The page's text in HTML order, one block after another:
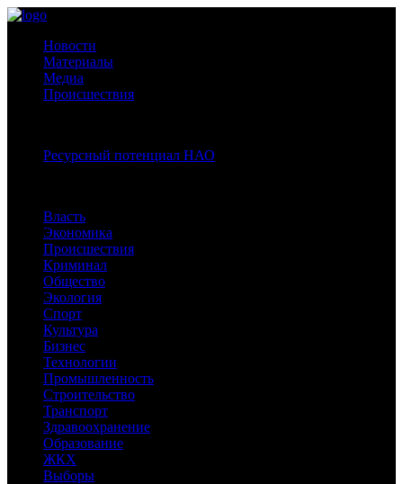
Новости
Материалы
Медиа
Происшествия
Ресурсный потенциал НАО
Власть
Экономика
Происшествия
Криминал
Общество
Экология
Спорт
Культура
Бизнес
Технологии
Промышленность
Строительство
Транспорт
Здравоохранение
Образование
ЖКХ
Выборы